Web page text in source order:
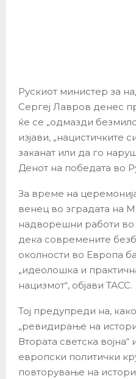
Рускиот министер за
Сергеј Лавров денес
ќе се „одмазди
изјави, „нацистичките
заканат или да го
Денот на победата во
За време на
венец во зградата на
надворешни работи
дека современите
околности во Европа
„идеолошка и
нацизмот“, објави ТАСС.
Тој предупреди на,
„ревидирање на
Втората светска
европски политички
повторување на